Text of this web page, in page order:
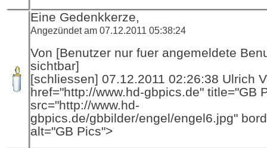
Eine Gedenkkerze,
Angezündet am 07.12.2011 05:38:24
Von [Benutzer nur fuer angemeldete
sichtbar]
[schliessen] 07.12.2011 02:26:38 Ulrich
href="http://www.hd-gbpics.de" title="GB
src="http://www.hd-
gbpics.de/gbbilder/engel/engel6.jpg"
alt="GB Pics">